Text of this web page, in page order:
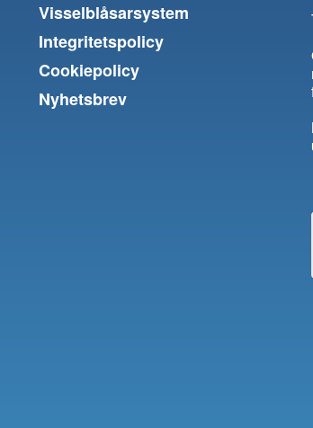
Visselblåsarsystem
Integritetspolicy
Cookiepolicy
Nyhetsbrev